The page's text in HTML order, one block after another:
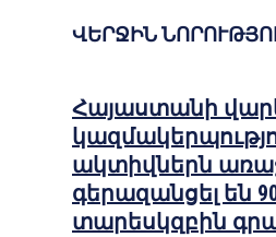
ՎԵՐՋԻՆ
Հայաստանի
ակտիվներն
գերազանցել են
տարեսկզբին